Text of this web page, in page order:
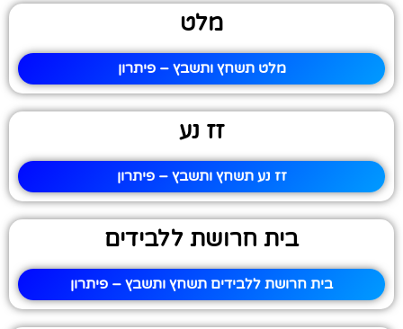
מלט
מלט תשחץ ותשבץ – פיתרון
זז נע
זז נע תשחץ ותשבץ – פיתרון
בית חרושת ללבידים
בית חרושת ללבידים תשחץ ותשבץ – פיתרון